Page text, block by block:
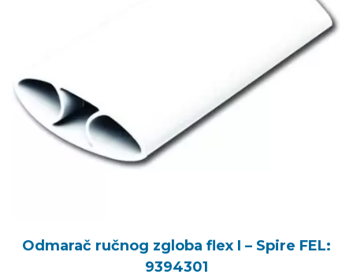
Odmarač ručnog zgloba flex I – Spire FEL:
9394301